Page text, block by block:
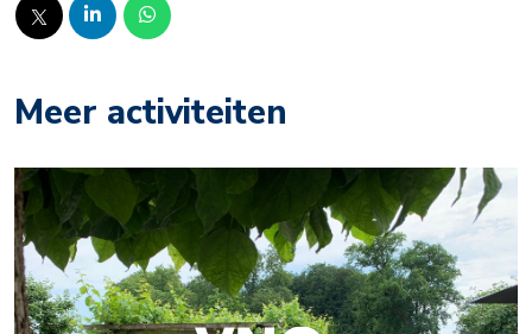
Meer activiteiten